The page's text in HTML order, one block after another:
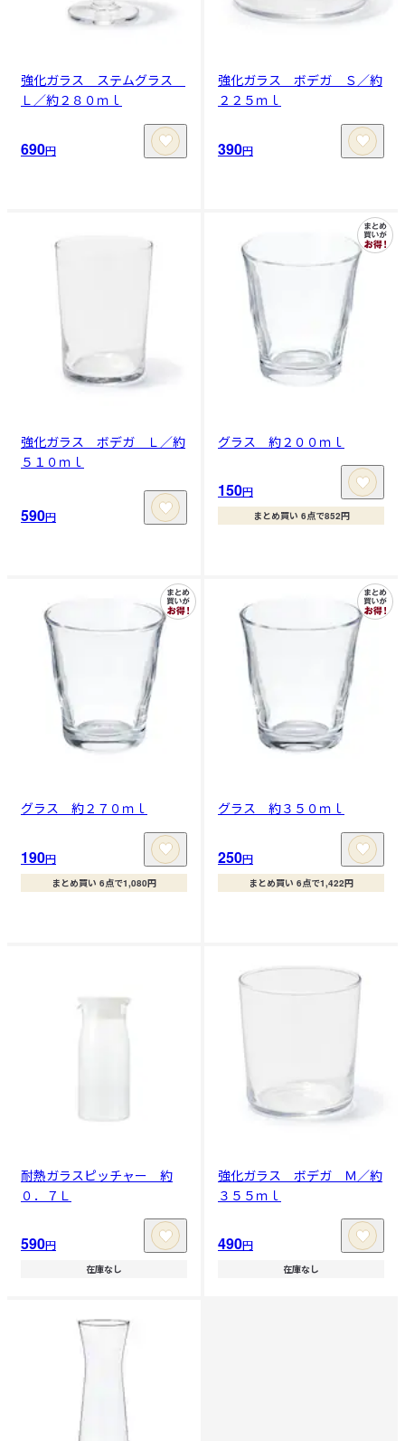
強化ガラス ステムグラス
Ｌ／約２８０ｍｌ
690円
強化ガラス ボデガ Ｓ／約
２２５ｍｌ
390円
強化ガラス ボデガ Ｌ／約
５１０ｍｌ
590円
グラス 約２００ｍｌ
150円
まとめ買い 6点で852円
グラス 約２７０ｍｌ
190円
まとめ買い 6点で1,080円
グラス 約３５０ｍｌ
250円
まとめ買い 6点で1,422円
耐熱ガラスピッチャー 約
０．７Ｌ
590円
在庫なし
強化ガラス ボデガ Ｍ／約
３５５ｍｌ
490円
在庫なし